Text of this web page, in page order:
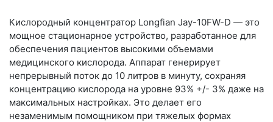
Кислородный концентратор Longfian Jay-10FW-D — это
мощное стационарное устройство, разработанное для
обеспечения пациентов высокими объемами
медицинского кислорода. Аппарат генерирует
непрерывный поток до 10 литров в минуту, сохраняя
концентрацию кислорода на уровне 93% +/- 3% даже на
максимальных настройках. Это делает его
незаменимым помощником при тяжелых формах